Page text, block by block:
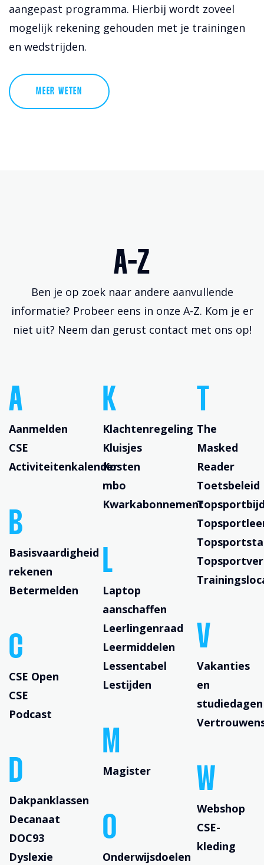
aangepast programma. Hierbij wordt zoveel
mogelijk rekening gehouden met je trainingen
en wedstrijden.
MEER WETEN
A-Z
Ben je op zoek naar andere aanvullende
informatie? Probeer eens in onze A-Z. Kom je er
niet uit? Neem dan gerust contact met ons op!
A
Aanmelden
CSE
Activiteitenkalender
B
Basisvaardigheid
rekenen
Betermelden
C
CSE Open
CSE
Podcast
D
Dakpanklassen
Decanaat
DOC93
Dyslexie
K
Klachtenregeling
Kluisjes
Kosten
mbo
Kwarkabonnement
L
Laptop
aanschaffen
Leerlingenraad
Leermiddelen
Lessentabel
Lestijden
M
Magister
O
Onderwijsdoelen
T
The
Masked
Reader
Toetsbeleid
V
Vakanties
en
studiedagen
W
Webshop
CSE-
kleding